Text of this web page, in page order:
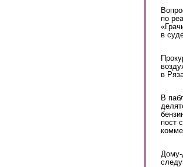
по
в
в
В
пост
Дому-